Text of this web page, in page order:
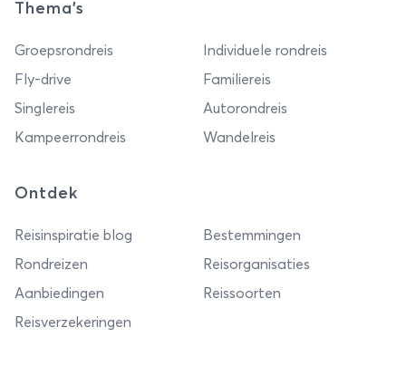
Thema's
Groepsrondreis
Individuele rondreis
Fly-drive
Familiereis
Singlereis
Autorondreis
Kampeerrondreis
Wandelreis
Ontdek
Reisinspiratie blog
Bestemmingen
Rondreizen
Reisorganisaties
Aanbiedingen
Reissoorten
Reisverzekeringen